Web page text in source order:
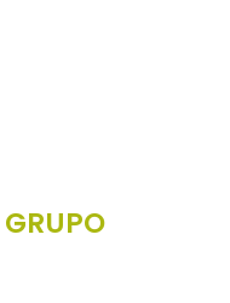
GRUPO